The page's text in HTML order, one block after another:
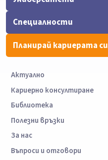
Специалности
Планирай кариерата си
Актуално
Кариерно консултиране
Библиотека
Полезни връзки
За нас
Въпроси и отговори